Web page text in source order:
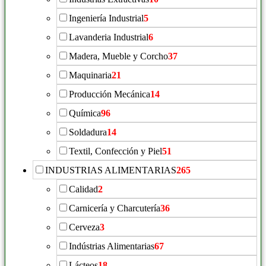
Ingeniería Industrial5
Lavanderia Industrial6
Madera, Mueble y Corcho37
Maquinaria21
Producción Mecánica14
Química96
Soldadura14
Textil, Confección y Piel51
INDUSTRIAS ALIMENTARIAS265
Calidad2
Carnicería y Charcutería36
Cerveza3
Indústrias Alimentarias67